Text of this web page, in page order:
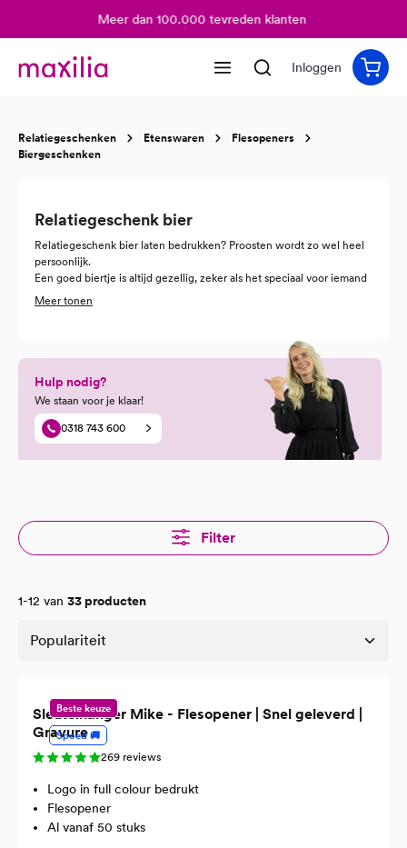
Meer dan 100.000 tevreden klanten
Inloggen
Relatiegeschenken Etenswaren
Flesopeners
Biergeschenken
Relatiegeschenk bier
Relatiegeschenk bier laten bedrukken? Proosten wordt zo wel heel
persoonlijk.
Een goed biertje is altijd gezellig, zeker als het speciaal voor iemand
is gemaakt. Met uw eigen etiket of cadeaudoos verandert u een
en houdt uw merk op een leuke manier onder de aandacht.
Bij Maxilia combineren we jarenlange ervaring in relatiegeschenken
met een breed aanbod aan bieren en verpakkingen. Zo krijgt u een
cadeau dat zowel professioneel als persoonlijk aanvoelt.
Meer tonen
Hulp nodig?
We staan voor je klaar!
0318 743 600
Filter
1-12 van 33 producten
Beste keuze
Spoed 🚚
Sleutelhanger Mike - Flesopener | Snel geleverd |
Gravure
269 reviews
Logo in full colour bedrukt
Flesopener
Al vanaf 50 stuks